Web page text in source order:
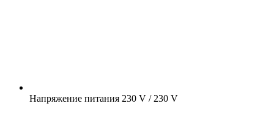
Напряжение питания 230 V / 230 V